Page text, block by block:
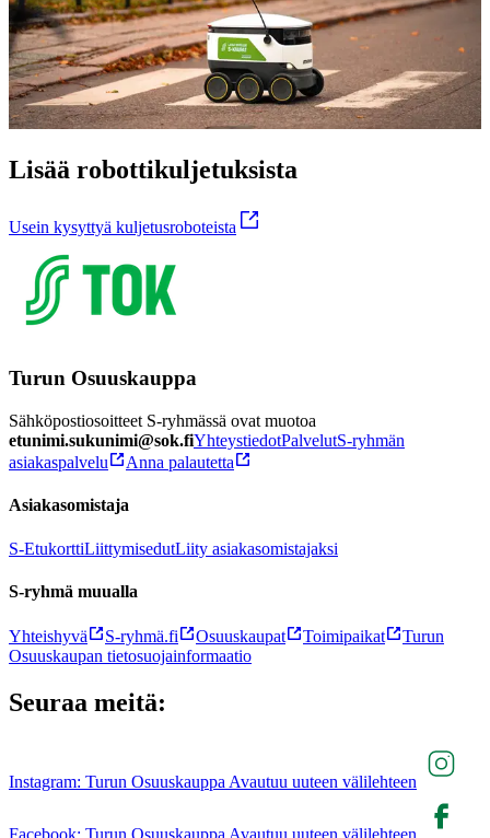
Lisää robottikuljetuksista
Usein kysyttyä kuljetusroboteista
Turun Osuuskauppa
Sähköpostiosoitteet S-ryhmässä ovat muotoa
etunimi.sukunimi@sok.fiYhteystiedotPalvelutS-ryhmän
asiakaspalvelu
Anna palautetta
Asiakasomistaja
S-EtukorttiLiittymisedutLiity asiakasomistajaksi
S-ryhmä muualla
Yhteishyvä S-ryhmä.fi Osuuskaupat Toimipaikat
Turun
Osuuskaupan tietosuojainformaatio
Seuraa meitä:
Instagram: Turun Osuuskauppa Avautuu uuteen välilehteen
Facebook: Turun Osuuskauppa Avautuu uuteen välilehteen